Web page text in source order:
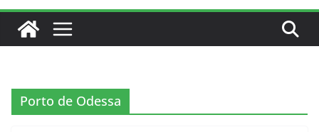
Porto de Odessa